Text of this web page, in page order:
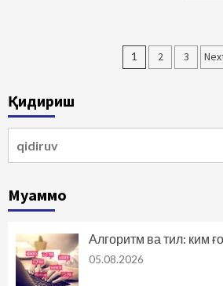
1 2 3
Қидириш
Муаммо
Алгоритм ва тил: ким
05.08.2026